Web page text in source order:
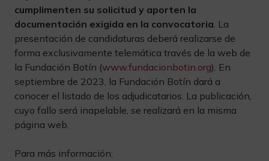
cumplimenten su solicitud y aporten la
documentación exigida en la convocatoria. La
presentación de candidaturas deberá realizarse de
forma exclusivamente telemática través de la web de
la Fundación Botín (www.fundacionbotin.org). En
septiembre de 2023, la Fundación Botín dará a
conocer el listado de los adjudicatarios. La publicación,
cuyo fallo será inapelable, se realizará en la misma
página web.
Para más información: